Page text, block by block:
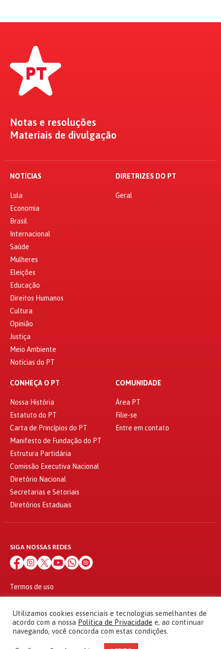
Notas e resoluções
Materiais de divulgação
NOTÍCIAS
Lula
Economia
Brasil
Internacional
Saúde
Mulheres
Eleições
Educação
Direitos Humanos
Cultura
Opinião
Justiça
Meio Ambiente
Notícias do PT
DIRETRIZES DO PT
Geral
CONHEÇA O PT
Nossa História
Estatuto do PT
Carta de Princípios do PT
Manifesto de Fundação do PT
Estrutura Partidária
Comissão Executiva Nacional
Diretório Nacional
Secretarias e Setoriais
Diretórios Estaduais
COMUNIDADE
Área PT
Filie-se
Entre em contato
SIGA NOSSAS REDES
Termos de uso
© 2010 - 2026
Partido dos Trabalhadores Todos os direitos reservados
Utilizamos cookies essenciais e tecnologias semelhantes de
acordo com a nossa Política de Privacidade e, ao continuar
navegando, você concorda com estas condições.